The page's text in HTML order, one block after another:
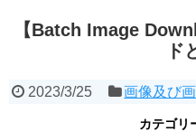
【Batch Image
ド
2023/3/25 画像及び
カテゴリ